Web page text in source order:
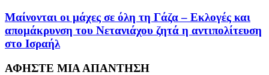
Μαίνονται οι μάχες σε όλη τη Γάζα – Eκλογές και
απομάκρυνση του Νετανιάχου ζητά η αντιπολίτευση
στο Ισραήλ
ΑΦΗΣΤΕ ΜΙΑ ΑΠΑΝΤΗΣΗ